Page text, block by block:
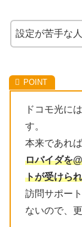
設定が苦手な
ドコモ光には
す。
本来であれ
ロバイダを
トが受けら
訪問サポー
ないので、